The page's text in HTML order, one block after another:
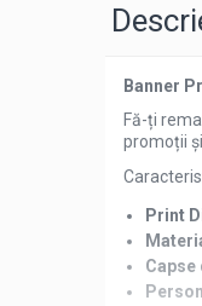
Banner
Fă-ți
promoții
Print
Capse